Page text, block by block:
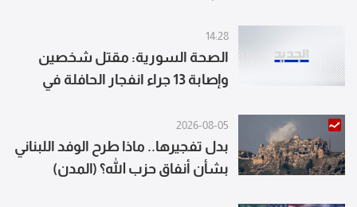
14:28
الصحة السورية: مقتل شخصين
وإصابة 13 جراء انفجار الحافلة في
2026-08-05
بدل تفجيرها.. ماذا طرح الوفد اللبناني
بشأن أنفاق حزب الله؟ (المدن)